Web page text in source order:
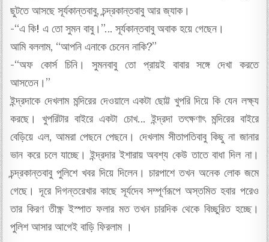
ছুটতে আসছে সূর্যকান্তবাবু, চন্দ্রকান্তবাবু আর জ্যাক।
-“এ কি! এ তো সুমন বাবু।”… সূর্যকান্তবাবু অবাক হয়ে গেছেন।
আমি বললাম, “আপনি এনাকে চেনেন নাকি?”
-“অফ কোর্স চিনি। সুমনবাবু তো প্রায়ই বাবার সঙ্গে দেখা করতে
আসতেন।”
ইন্দ্রদাকে দেখলাম মন্দিরের দেওয়ালে একটা ছোট্ট খুপরি দিয়ে কি যেন লক্ষ্য
করছে। খুপরিটার বাইরে একটা চোখ… ইন্দ্রদা তৎক্ষণাৎ মন্দিরের বাইরে
বেড়িয়ে এল, আমরা পেছনে পেছনে। দেখলাম সীতাপতিবাবু কিছু না জানার
ভান করে চলে যাচ্ছে। ইন্দ্রদার ইশারায় অবশ্য কেউ তাতে বাধা দিল না।
চন্দ্রকান্তবাবু পুলিশে খবর দিয়ে দিলেন। চারপাশে তখন অনেক লোক জমে
গেছে। দূরে দিগন্তরেখার কাছে সূর্যদেব সম্পূর্ণরূপে অস্তমিত হবার পরেও
তার কিরণ তীক্ষ্ণ ইস্পাত ফলার মত তখন চারদিক থেকে বিচ্ছুরিত হচ্ছে।
পুলিশ আসার আগেই বাড়ি ফিরলাম ।